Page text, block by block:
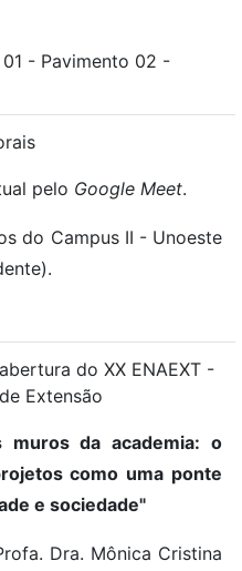
- Pavimento 02 -
pelo Google Meet.
do Campus II - Unoeste
do XX ENAEXT -
Extensão
muros da academia: o
como uma ponte
e sociedade"
Dra. Mônica Cristina